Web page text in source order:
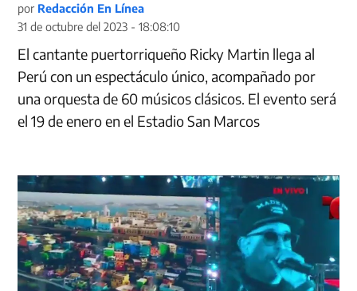
por Redacción En Línea
31 de octubre del 2023 - 18:08:10
El cantante puertorriqueño Ricky Martin llega al
Perú con un espectáculo único, acompañado por
una orquesta de 60 músicos clásicos. El evento será
el 19 de enero en el Estadio San Marcos